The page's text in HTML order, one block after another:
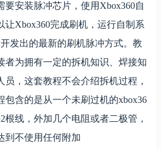
要安装脉冲芯片，使用Xbox360自
让Xbox360完成刷机，运行自制系
发出的最新的刷机脉冲方式。教
者为拥有一定的拆机知识、焊接知
，这套教程不会介绍拆机过程，
包含的是从一个未刷过机的xbox36
根线，外加几个电阻或者二极管，
到不使用任何附加